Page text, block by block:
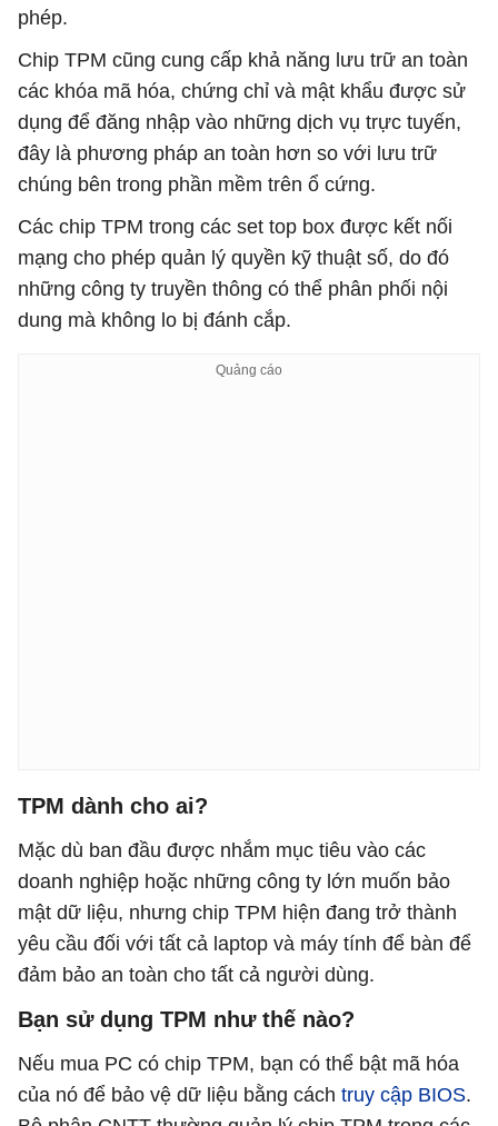
phép.
Chip TPM cũng cung cấp khả năng lưu trữ an toàn
các khóa mã hóa, chứng chỉ và mật khẩu được sử
dụng để đăng nhập vào những dịch vụ trực tuyến,
đây là phương pháp an toàn hơn so với lưu trữ
chúng bên trong phần mềm trên ổ cứng.
Các chip TPM trong các set top box được kết nối
mạng cho phép quản lý quyền kỹ thuật số, do đó
những công ty truyền thông có thể phân phối nội
dung mà không lo bị đánh cắp.
TPM dành cho ai?
Mặc dù ban đầu được nhắm mục tiêu vào các
doanh nghiệp hoặc những công ty lớn muốn bảo
mật dữ liệu, nhưng chip TPM hiện đang trở thành
yêu cầu đối với tất cả laptop và máy tính để bàn để
đảm bảo an toàn cho tất cả người dùng.
Bạn sử dụng TPM như thế nào?
Nếu mua PC có chip TPM, bạn có thể bật mã hóa
của nó để bảo vệ dữ liệu bằng cách truy cập BIOS.